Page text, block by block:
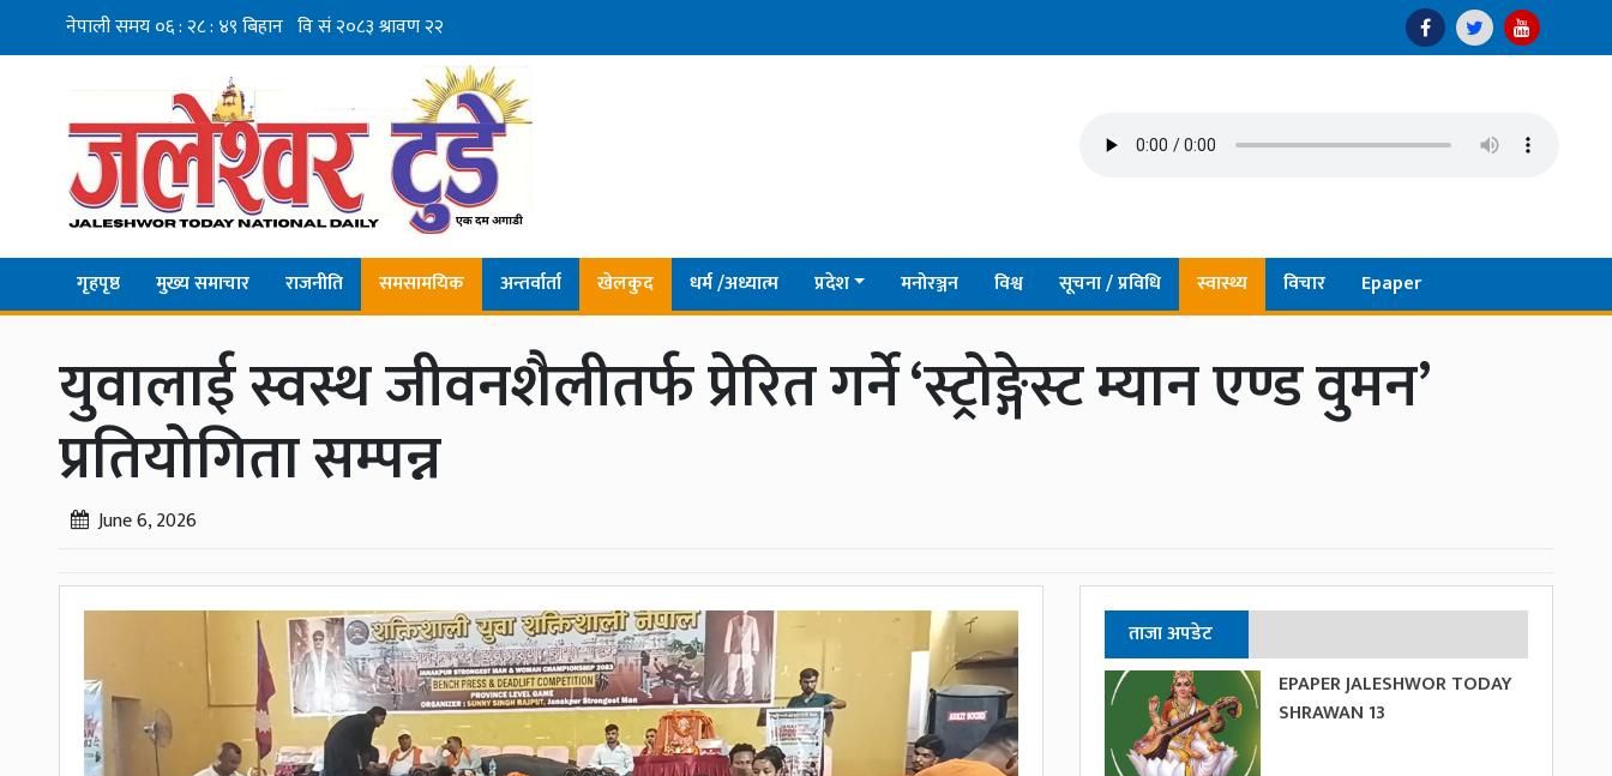
गृहपृष्ठ मुख्य समाचार राजनीति समसामयिक अन्तर्वार्ता खेलकुद धर्म /अध्यात्म प्रदेश मनोरञ्जन विश्व सूचना / प्रविधि स्वास्थ्य विचार Epaper
युवालाई स्वस्थ जीवनशैलीतर्फ प्रेरित गर्ने ‘स्ट्रोङ्गेस्ट म्यान एण्ड वुमन’
प्रतियोगिता सम्पन्न
June 6, 2026
ताजा अपडेट
EPAPER JALESHWOR TODAY
SHRAWAN 13